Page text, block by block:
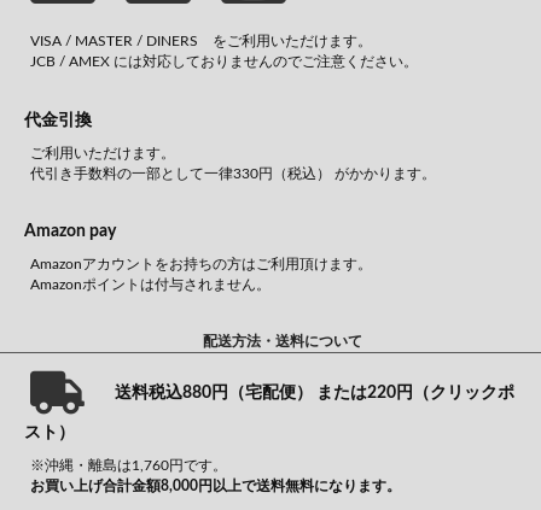
VISA / MASTER / DINERS をご利用いただけます。
JCB / AMEX には対応しておりませんのでご注意ください。
代金引換
ご利用いただけます。
代引き手数料の一部として一律330円（税込） がかかります。
Amazon pay
Amazonアカウントをお持ちの方はご利用頂けます。
Amazonポイントは付与されません。
配送方法・送料について
送料税込880円（宅配便） または220円（クリックポ
スト）
※沖縄・離島は1,760円です。
お買い上げ合計金額8,000円以上で送料無料になります。